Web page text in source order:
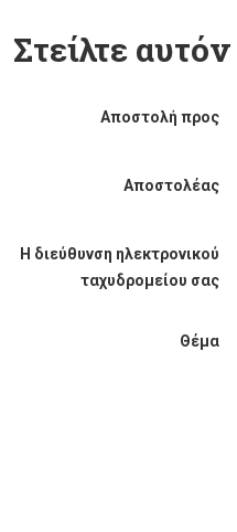
Στείλτε
Αποστολή προς
Αποστολέας
Η διεύθυνση ηλεκτρονικού
ταχυδρομείου σας
Θέμα